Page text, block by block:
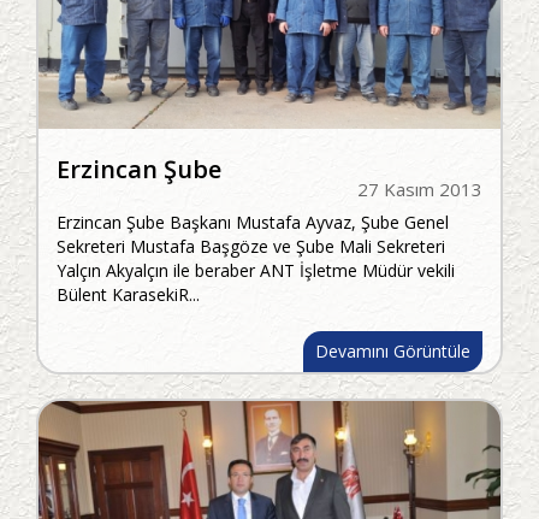
27 Kasım 2013
Erzincan Şube
Erzincan Şube Başkanı Mustafa Ayvaz, Şube Genel
Sekreteri Mustafa Başgöze ve Şube Mali Sekreteri
Yalçın Akyalçın ile beraber ANT İşletme Müdür vekili
Bülent KarasekiR...
Devamını Görüntüle